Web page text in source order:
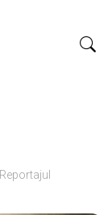
Reportajul